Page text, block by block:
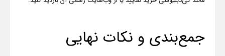
جمع‌بندی و نکات نهایی